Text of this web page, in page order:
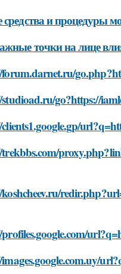
и процедуры
точки на лице
go?https://